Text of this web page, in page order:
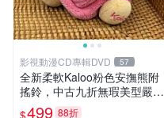
影視動漫CD專輯DVD 57
全新柔軟Kaloo粉色安撫熊附
搖鈴，中古九折無瑕美型嚴選
收藏 粉色 安撫 玩具
499 88折